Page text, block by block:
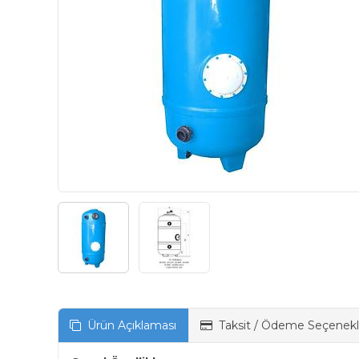
Ürün Açıklaması Taksit / Ödeme